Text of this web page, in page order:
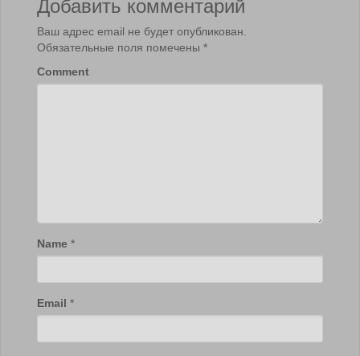
Ваш адрес email не будет опубликован.
Обязательные поля помечены *
Comment
Name *
Email *